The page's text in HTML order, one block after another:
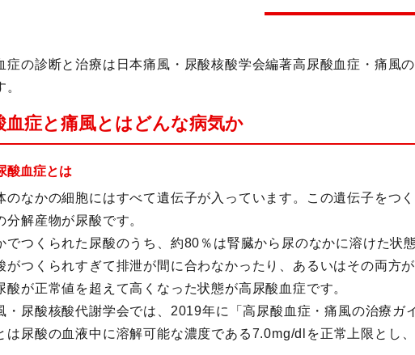
症の診断と治療は日本痛風・尿酸核酸学会編著高尿酸血症・痛風
血症と痛風とはどんな病気か
酸血症とは
のなかの細胞にはすべて遺伝子が入っています。この遺伝子をつ
分解産物が尿酸です。
でつくられた尿酸のうち、約80％は腎臓から尿のなかに溶けた状
がつくられすぎて排泄が間に合わなかったり、あるいはその両方
酸が正常値を超えて高くなった状態が高尿酸血症です。
・尿酸核酸代謝学会では、2019年に「高尿酸血症・痛風の治療
は尿酸の血液中に溶解可能な濃度である7.0mg/dlを正常上限とし